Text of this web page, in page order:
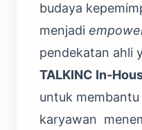
budaya
menjadi
pendekatan ahli
TALKINC In-
untuk
karyawan